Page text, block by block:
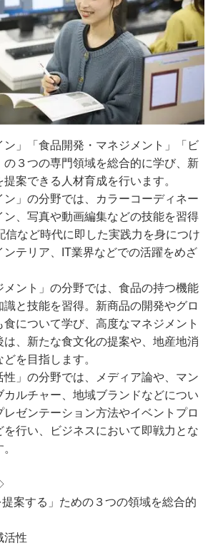
ン」「食品開発・マネジメント」「ビ
の３つの専門領域を総合的に学び、新
案できる人材育成を行います。
ン」の分野では、カラーコーディネー
ン、写真や動画編集などの技能を習得
信など時代に即した実践力を身につけ
ンテリア、IT業界などでの活躍をめざ
メント」の分野では、食品の持つ機能
と技能を習得。新商品の開発やグロ
について学び、高度なマネジメント
、新たな食文化の提案や、地産地消
を目指します。
性」の分野では、メディア論や、マン
カルチャー、地域ブランドなどについ
ゼンテーション方法やイベントプロ
を行い、ビジネスにおいて即戦力とな
案する」ための３つの領域を総合的
活性